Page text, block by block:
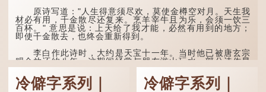
原诗写道："人生得意须尽欢，莫使金樽空对月。天生我
材必有用，千金散尽还复来。烹羊宰牛且为乐，会须一饮三
百杯。" 意思是说：上天给了我才能，必然有用到的地方；
即使千金散去，也终会重新得到。
李白作此诗时，大约是天宝十一年。当时他已被唐玄宗
赐金放还约八年，这期间经常与朋友游山玩水，部分诗作显
露出怀...
冷僻字系列｜
冷僻字系列｜